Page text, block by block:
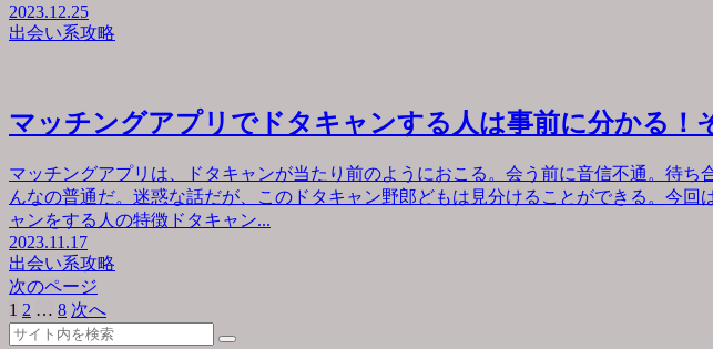
2023.12.25
出会い系攻略
マッチングアプリでドタキャンする人は事前に分かる！
マッチングアプリは、ドタキャンが当たり前のようにおこる。会う前に音信不通。待ち
んなの普通だ。迷惑な話だが、このドタキャン野郎どもは見分けることができる。今回
ャンをする人の特徴ドタキャン...
2023.11.17
出会い系攻略
次のページ
1 2 … 8 次へ